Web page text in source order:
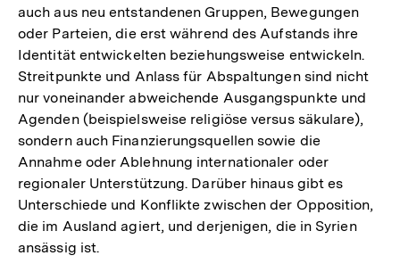
auch aus neu entstandenen Gruppen, Bewegungen
oder Parteien, die erst während des Aufstands ihre
Identität entwickelten beziehungsweise entwickeln.
Streitpunkte und Anlass für Abspaltungen sind nicht
nur voneinander abweichende Ausgangspunkte und
Agenden (beispielsweise religiöse versus säkulare),
sondern auch Finanzierungsquellen sowie die
Annahme oder Ablehnung internationaler oder
regionaler Unterstützung. Darüber hinaus gibt es
Unterschiede und Konflikte zwischen der Opposition,
die im Ausland agiert, und derjenigen, die in Syrien
ansässig ist.